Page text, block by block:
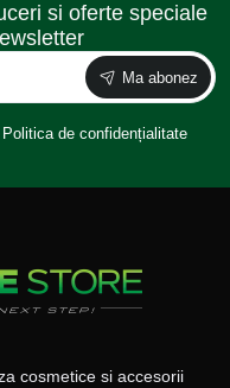
si oferte speciale
Ma abonez
Politica de confidențialitate
cosmetice si accesorii